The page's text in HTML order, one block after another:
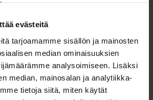
evästeitä
tarjoamamme sisällön ja mainosten
median ominaisuuksien
analysoimiseen. Lisäksi
median, mainosalan ja analytiikka-
tietoja siitä, miten käytät
-OPPIKIRJA